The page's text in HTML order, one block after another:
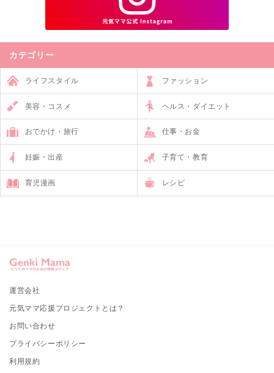
カテゴリー
ライフスタイル ファッション
美容・コスメ ヘルス・ダイエット
おでかけ・旅行 仕事・お金
妊娠・出産 子育て・教育
育児漫画 レシピ
運営会社
元気ママ応援プロジェクトとは？
お問い合わせ
プライバシーポリシー
利用規約